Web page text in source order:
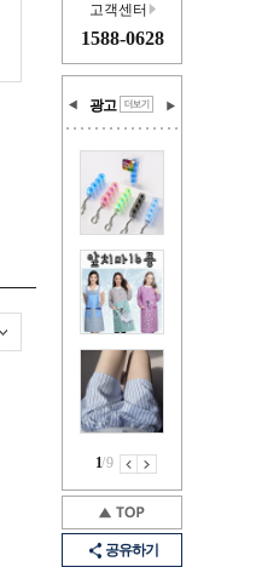
고객센터
1588-0628
광고
1/9
공유하기